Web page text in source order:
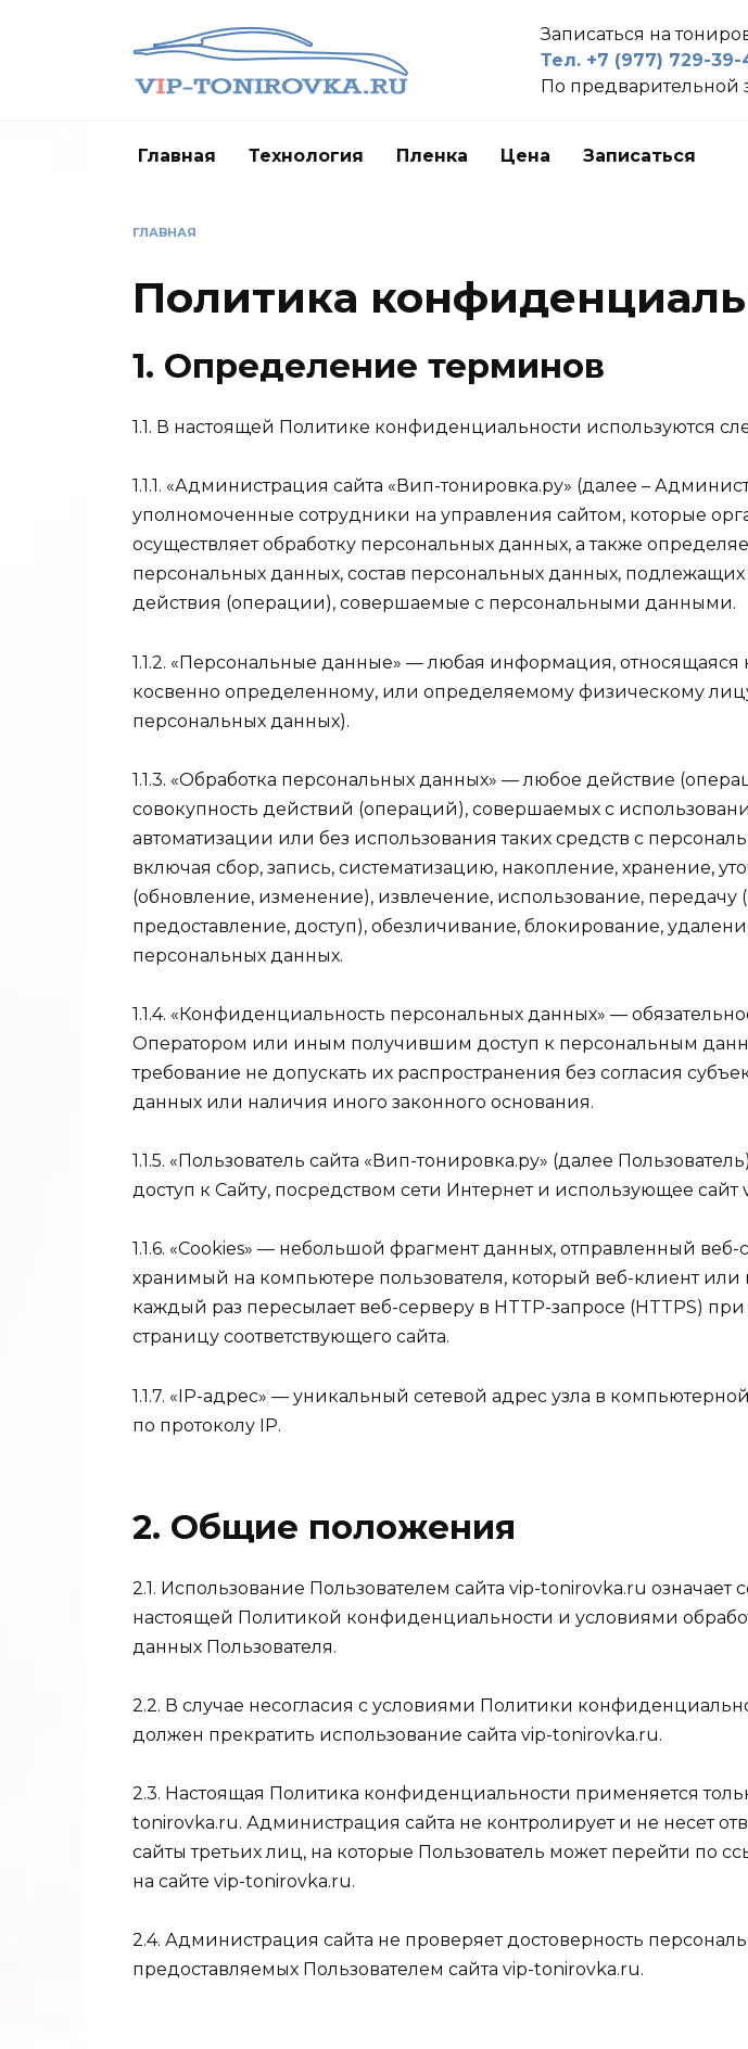
Записаться на
Тел. +7 (977) 729-39-
По предварительной
Главная Технология Пленка Цена Записаться
ГЛАВНАЯ
Политика
1. Определение терминов
1.1. В настоящей Политике конфиденциальности используются
1.1.1. «Администрация сайта «Вип-тонировка.ру» (далее –
уполномоченные сотрудники на управления сайтом, которые
осуществляет обработку персональных данных, а также
персональных данных, состав персональных данных, подлежащих
действия (операции), совершаемые с персональными данными.
1.1.2. «Персональные данные» — любая информация, относящаяся
косвенно определенному, или определяемому физическому
персональных данных).
1.1.3. «Обработка персональных данных» — любое действие
совокупность действий (операций), совершаемых с
автоматизации или без использования таких средств с
включая сбор, запись, систематизацию, накопление, хранение,
(обновление, изменение), извлечение, использование, передачу
предоставление, доступ), обезличивание, блокирование,
персональных данных.
1.1.4. «Конфиденциальность персональных данных» —
Оператором или иным получившим доступ к персональным
требование не допускать их распространения без согласия
данных или наличия иного законного основания.
1.1.5. «Пользователь сайта «Вип-тонировка.ру» (далее
доступ к Сайту, посредством сети Интернет и использующее сайт
1.1.6. «Cookies» — небольшой фрагмент данных, отправленный
хранимый на компьютере пользователя, который веб-клиент или
каждый раз пересылает веб-серверу в HTTP-запросе (HTTPS)
страницу соответствующего сайта.
1.1.7. «IP-адрес» — уникальный сетевой адрес узла в
по протоколу IP.
2. Общие положения
2.1. Использование Пользователем сайта vip-tonirovka.ru означает
настоящей Политикой конфиденциальности и условиями
данных Пользователя.
2.2. В случае несогласия с условиями Политики
должен прекратить использование сайта vip-tonirovka.ru.
2.3. Настоящая Политика конфиденциальности применяется
tonirovka.ru. Администрация сайта не контролирует и не несет
сайты третьих лиц, на которые Пользователь может перейти по
на сайте vip-tonirovka.ru.
2.4. Администрация сайта не проверяет достоверность
предоставляемых Пользователем сайта vip-tonirovka.ru.